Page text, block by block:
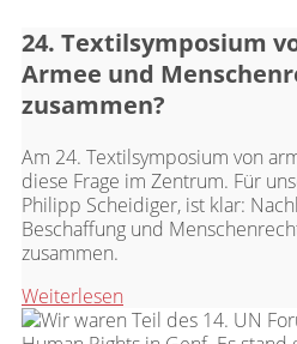
24. Textilsymposium
Armee und
zusammen?
Am 24. Textilsymposium von
diese Frage im Zentrum. Für
Philipp Scheidiger, ist klar:
Beschaffung und
zusammen.
Weiterlesen